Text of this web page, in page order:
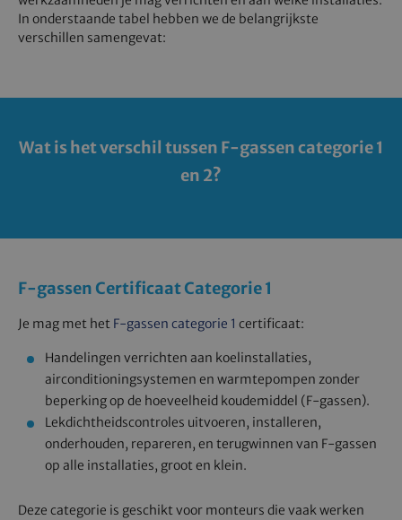
In onderstaande tabel hebben we de belangrijkste
verschillen samengevat:
Wat is het verschil tussen F-gassen categorie 1
en 2?
F-gassen Certificaat Categorie 1
Je mag met het F-gassen categorie 1 certificaat:
Handelingen verrichten aan koelinstallaties,
airconditioningsystemen en warmtepompen zonder
beperking op de hoeveelheid koudemiddel (F-gassen).
Lekdichtheidscontroles uitvoeren, installeren,
onderhouden, repareren, en terugwinnen van F-gassen
op alle installaties, groot en klein.
Deze categorie is geschikt voor monteurs die vaak werken